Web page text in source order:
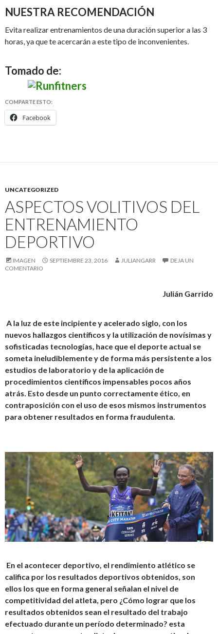
NUESTRA RECOMENDACIÓN
Evita realizar entrenamientos de una duración superior a las 3
horas, ya que te acercarán a este tipo de inconvenientes.
Tomado de:
COMPARTE ESTO:
Facebook
UNCATEGORIZED
ASPECTOS VOLITIVOS DEL
ENTRENAMIENTO
DEPORTIVO
IMAGEN SEPTIEMBRE 23, 2016 JULIANGARR
DEJA UN
COMENTARIO
Julián Garrido
A la luz de este incipiente y acelerado siglo, con los
nuevos hallazgos científicos y la utilización de novísimas y
sofisticadas tecnologías, hace que el deporte actual se
someta ineludiblemente y de forma más persistente a los
estudios de laboratorio y de la aplicación de
procedimientos científicos impensables pocos años
atrás. Esto desde un punto correctamente ético, en
contraposición con el uso de esos mismos instrumentos
para obtener resultados en forma fraudulenta.
En el acontecer deportivo, el rendimiento atlético se
califica por los resultados deportivos obtenidos, son
ellos los que en forma general señalan el nivel de
competitividad del atleta, pero ¿Cómo lograr que los
resultados obtenidos sean el resultado del trabajo
efectuado durante un período determinado? esta